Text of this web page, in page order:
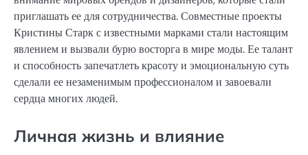
приглашать ее для сотрудничества. Совместные проекты
Кристины Старк с известными марками стали настоящим
явлением и вызвали бурю восторга в мире моды. Ее талант
и способность запечатлеть красоту и эмоциональную суть
сделали ее незаменимым профессионалом и завоевали
сердца многих людей.
Личная жизнь и влияние